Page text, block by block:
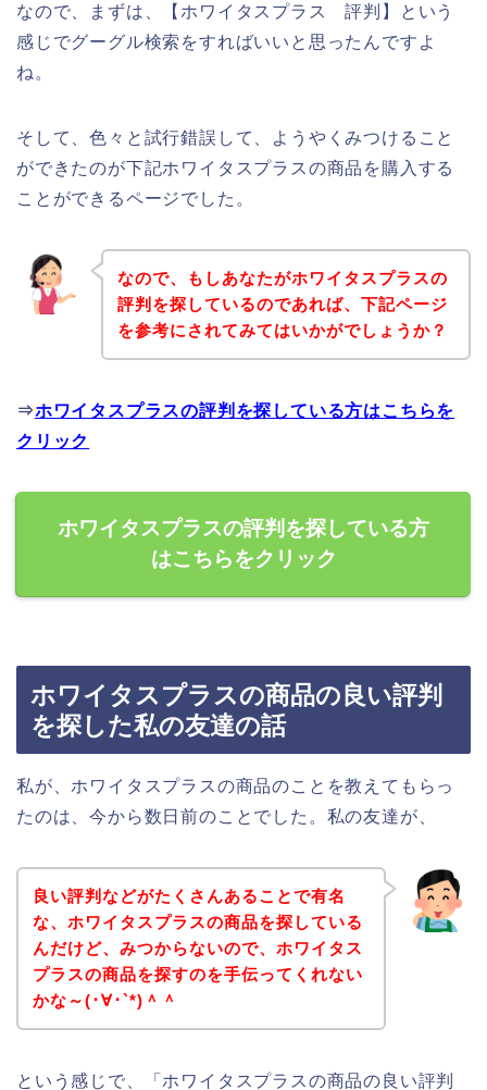
なので、まずは、【ホワイタスプラス 評判】という
感じでグーグル検索をすればいいと思ったんですよ
ね。
そして、色々と試行錯誤して、ようやくみつけること
ができたのが下記ホワイタスプラスの商品を購入する
ことができるページでした。
なので、もしあなたがホワイタスプラスの
評判を探しているのであれば、下記ページ
を参考にされてみてはいかがでしょうか？
⇒ホワイタスプラスの評判を探している方はこちらを
クリック
ホワイタスプラスの評判を探している方
はこちらをクリック
ホワイタスプラスの商品の良い評判
を探した私の友達の話
私が、ホワイタスプラスの商品のことを教えてもらっ
たのは、今から数日前のことでした。私の友達が、
良い評判などがたくさんあることで有名
な、ホワイタスプラスの商品を探している
んだけど、みつからないので、ホワイタス
プラスの商品を探すのを手伝ってくれない
かな～(･∀･`*)＾＾
という感じで、「ホワイタスプラスの商品の良い評判